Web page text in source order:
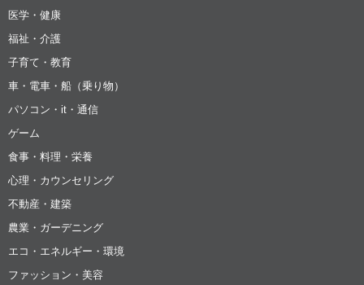
医学・健康
福祉・介護
子育て・教育
車・電車・船（乗り物）
パソコン・it・通信
ゲーム
食事・料理・栄養
心理・カウンセリング
不動産・建築
農業・ガーデニング
エコ・エネルギー・環境
ファッション・美容